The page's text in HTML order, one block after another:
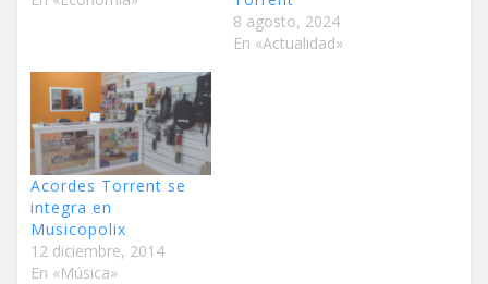
8 agosto, 2024
En «Actualidad»
Acordes Torrent se
integra en
Musicopolix
12 diciembre, 2014
En «Música»